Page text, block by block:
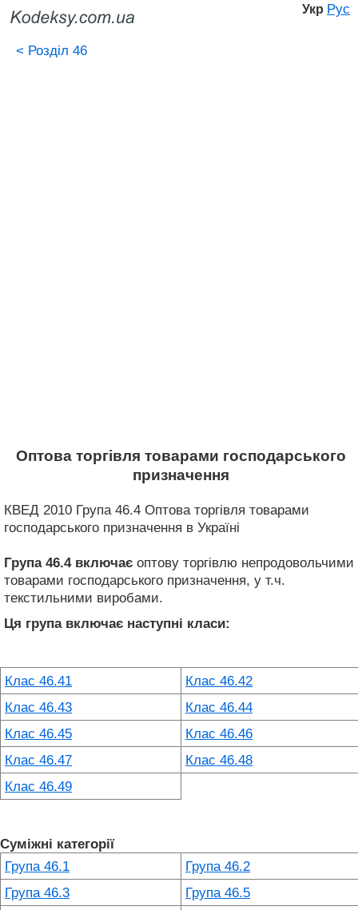
Укр Рус
< Розділ 46
Оптова торгівля товарами господарського
призначення
КВЕД 2010 Група 46.4 Оптова торгівля товарами
господарського призначення в Україні
Група 46.4 включає оптову торгівлю непродовольчими
товарами господарського призначення, у т.ч.
текстильними виробами.
Ця група включає наступні класи:
Клас 46.41
Клас 46.42
Клас 46.43
Клас 46.44
Клас 46.45
Клас 46.46
Клас 46.47
Клас 46.48
Клас 46.49
Суміжні категорії
Група 46.1
Група 46.2
Група 46.3
Група 46.5